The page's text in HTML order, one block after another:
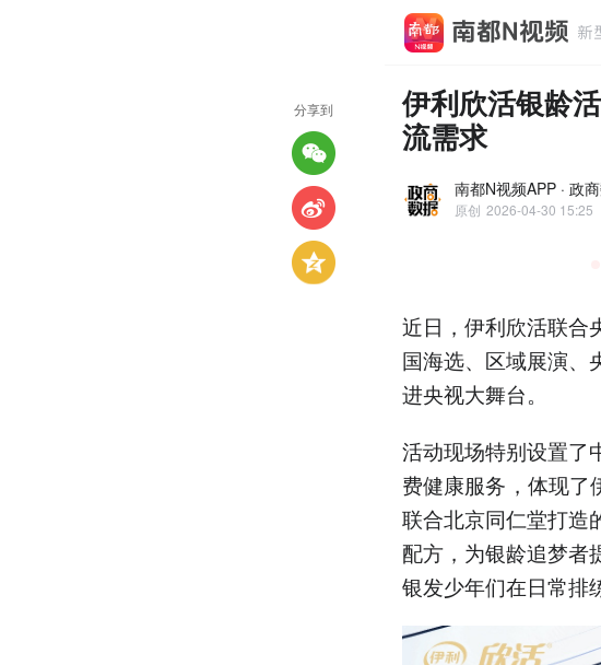
伊利欣活银龄
流需求
南都N视频APP · 政
原创 2026-04-30 15:25
近日，伊利欣活联合
国海选、区域展演、
进央视大舞台。
活动现场特别设置了
费健康服务，体现了
联合北京同仁堂打造
配方，为银龄追梦者
银发少年们在日常排
分享到